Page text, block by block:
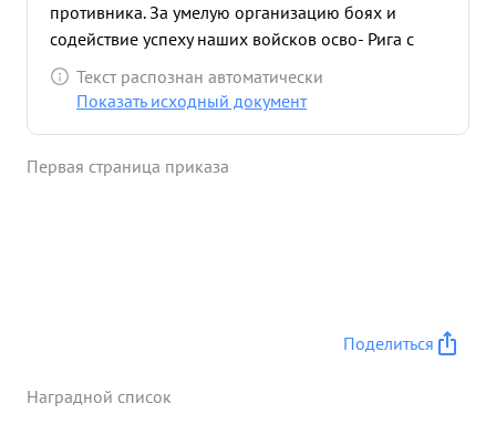
противника. За умелую организацию боях и
содействие успеху наших войсков осво- Рига с
также за личную инициативу и храбрость
рождении гор. ...»
Текст распознан автоматически
Показать исходный документ
Первая страница приказа
Поделиться
Наградной список